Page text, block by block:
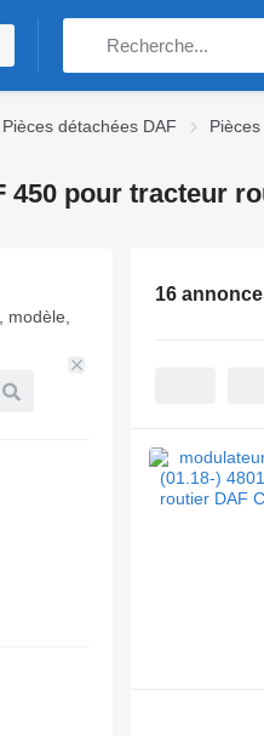
Pièces détachées DAF
450 pour tracteur
16